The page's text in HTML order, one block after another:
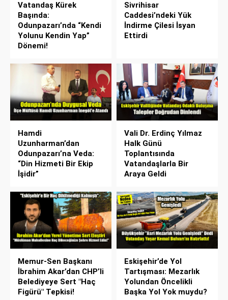
Vatandaş Kürek
Başında:
Odunpazarı’nda “Kendi
Yolunu Kendin Yap”
Dönemi!
Sivrihisar
Caddesi’ndeki Yük
İndirme Çilesi İsyan
Ettirdi
Hamdi
Uzunharman’dan
Odunpazarı’na Veda:
“Din Hizmeti Bir Ekip
İşidir”
Vali Dr. Erdinç Yılmaz
Halk Günü
Toplantısında
Vatandaşlarla Bir
Araya Geldi
Memur-Sen Başkanı
İbrahim Akar’dan CHP’li
Belediyeye Sert "Haç
Figürü" Tepkisi!
Eskişehir’de Yol
Tartışması: Mezarlık
Yolundan Öncelikli
Başka Yol Yok muydu?